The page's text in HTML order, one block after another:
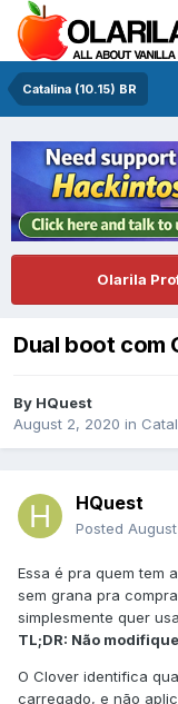
Catalina (10.15) BR
Olarila
Dual boot com
By HQuest
August 2, 2020 in
HQuest
Posted
Essa é pra quem tem
sem grana pra
simplesmente quer
TL;DR: Não
O Clover identifica
carregado, e não